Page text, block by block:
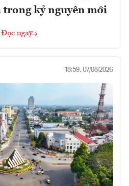
trong kỷ nguyên mới
Đọc ngay
18:59, 07/08/2026